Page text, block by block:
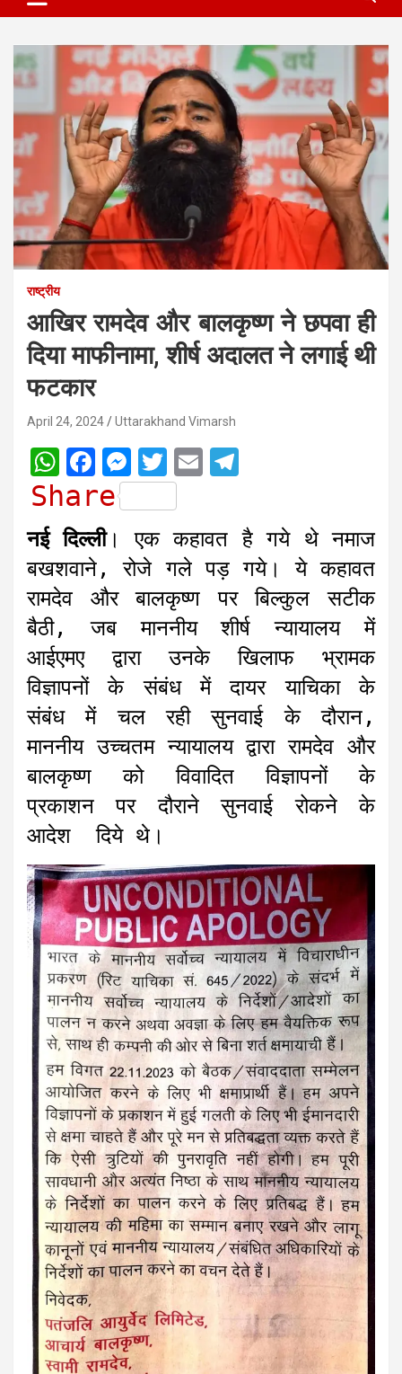
राष्ट्रीय
आखिर रामदेव और बालकृष्ण ने छपवा ही
दिया माफीनामा, शीर्ष अदालत ने लगाई थी
फटकार
April 24, 2024 Uttarakhand Vimarsh
W
h
a
t
s
A
p
p
F
a
c
e
b
o
o
k
M
e
s
s
e
n
g
e
r
T
w
i
t
t
e
r
E
i
l
l
e
g
r
a
m
Share
नई दिल्ली। एक कहावत है गये थे नमाज
बखशवाने, रोजे गले पड़ गये। ये कहावत
रामदेव और बालकृष्ण पर बिल्कुल सटीक
बैठी, जब माननीय शीर्ष न्यायालय में
आईएमए द्वारा उनके खिलाफ भ्रामक
विज्ञापनों के संबंध में दायर याचिका के
संबंध में चल रही सुनवाई के दौरान,
माननीय उच्चतम न्यायालय द्वारा रामदेव और
बालकृष्ण को विवादित विज्ञापनों के
प्रकाशन पर दौराने सुनवाई रोकने के
आदेश दिये थे।